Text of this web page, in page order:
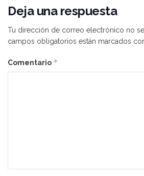
Deja una respuesta
Tu dirección de correo electrónico no
campos obligatorios están marcados
Comentario *